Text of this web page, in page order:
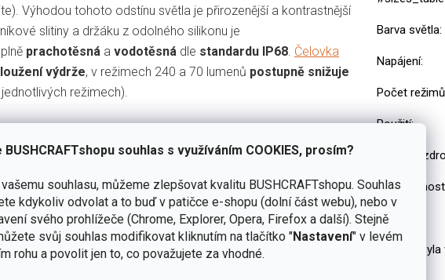
BUSHCRAFTshopu souhlas s využíváním COOKIES, prosím?
souhlasu, můžeme zlepšovat kvalitu BUSHCRAFTshopu. Souhlas
kdykoliv odvolat a to buď v patičce e-shopu (dolní část webu), nebo v
svého prohlížeče (Chrome, Explorer, Opera, Firefox a další). Stejně
svůj souhlas modifikovat kliknutím na tlačítko "Nastavení" v levém
rohu a povolit jen to, co považujete za vhodné.
Výhodou tohoto odstínu světla je přirozenější a kontrastnější
slitiny a držáku z odolného silikonu je
prachotěsná a vodotěsná dle standardu IP68. Čelovka
výdrže, v režimech 240 a 70 lumenů postupně snižuje
režimech).
Barva světla:
Napájení:
Počet režimů
Použití:
Světelný
Vodotěsnost
Výkon
Položka